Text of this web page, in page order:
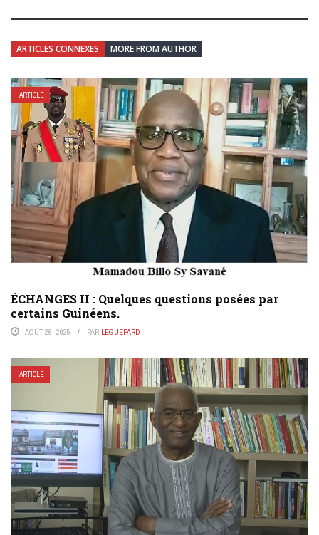
ARTICLES CONNEXES MORE FROM AUTHOR
ARTICLE
ÉCHANGES II : Quelques questions posées par
certains Guinéens.
AOÛT 26, 2025 PAR LEGUEPARD
ARTICLE